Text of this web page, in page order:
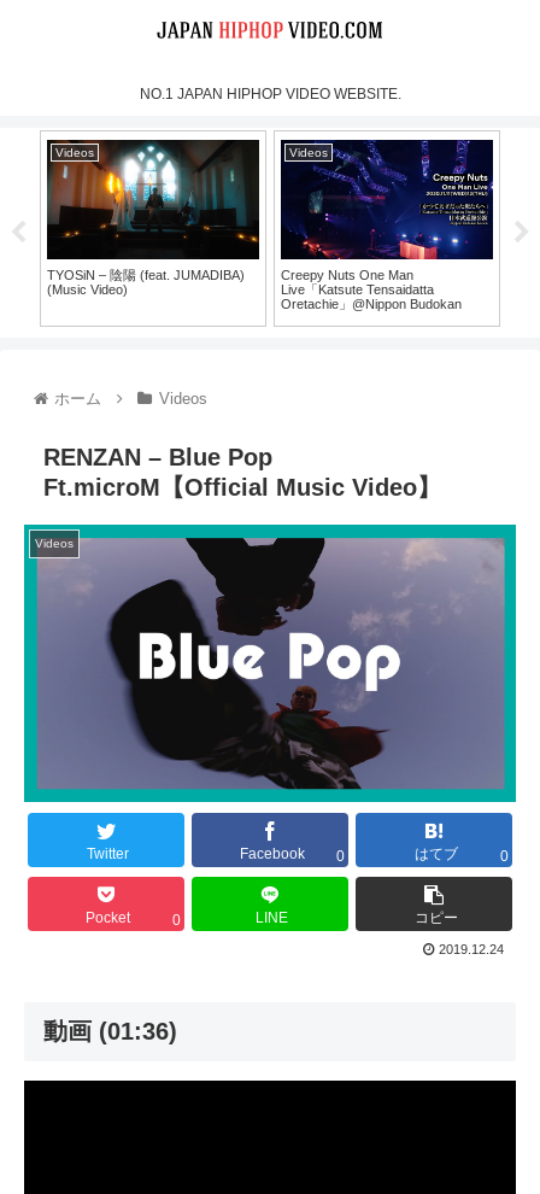
NO.1 JAPAN HIPHOP VIDEO WEBSITE.
Videos
TYOSiN – 陰陽 (feat. JUMADIBA)
(Music Video)
Videos
Creepy Nuts One Man
Live「Katsute Tensaidatta
Oretachie」@Nippon Budokan
ホーム Videos
RENZAN – Blue Pop
Ft.microM【Official Music Video】
Videos
Twitter Facebook 0 はてブ 0
Pocket 0 LINE コピー
2019.12.24
動画 (01:36)